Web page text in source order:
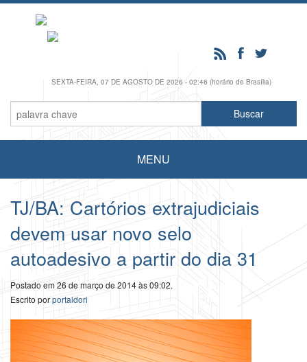
SEXTA-FEIRA, 07 DE AGOSTO DE 2026 - 02:46 (horário de Brasília)
MENU
TJ/BA: Cartórios extrajudiciais
devem usar novo selo
autoadesivo a partir do dia 31
Postado em 26 de março de 2014 às 09:02.
Escrito porportaldori